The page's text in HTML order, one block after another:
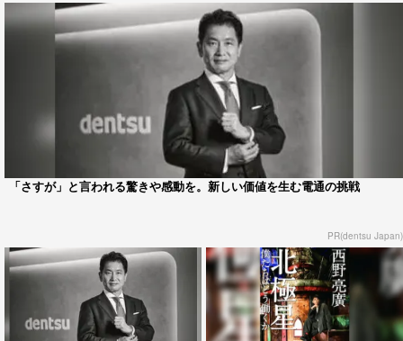
「さすが」と言われる驚きや感動を。新しい価値を生む電通の挑戦
PR(dentsu Japan)